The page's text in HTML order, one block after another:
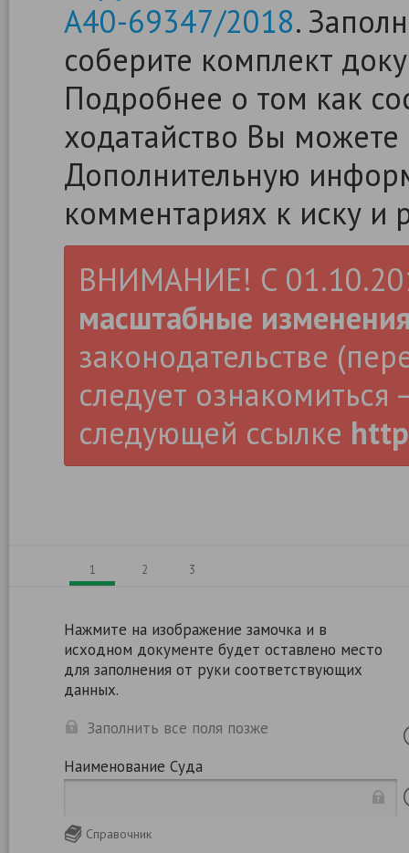
А40-69347/2018.
соберите комплект
Подробнее о том как
ходатайство Вы
Дополнительную
комментариях к иску и
ВНИМАНИЕ! С
масштабные
законодательстве
следует ознакомиться
следующей ссылке
1 2 3
Нажмите на изображение замочка и в
исходном документе будет оставлено место
для заполнения от руки соответствующих
данных.
Заполнить все поля позже
Наименование Суда
Справочник